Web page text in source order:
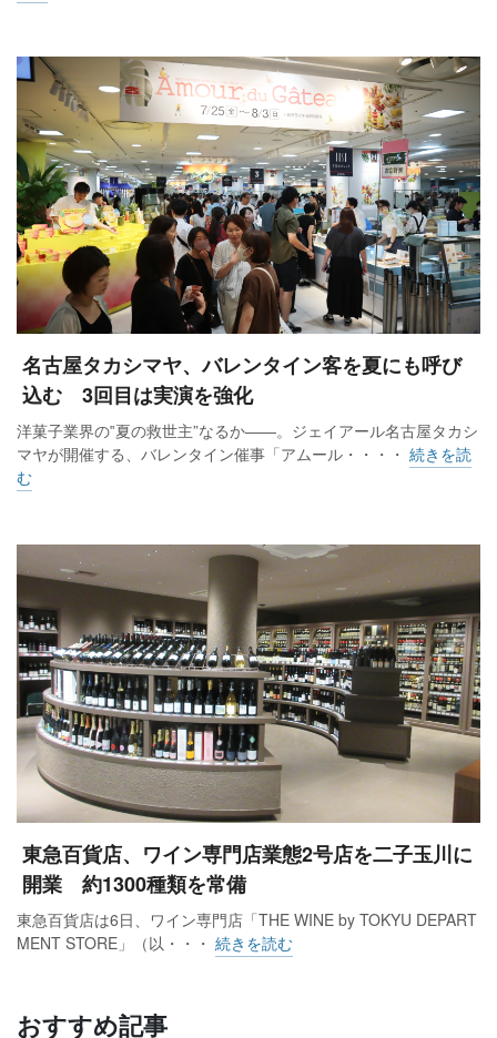
名古屋タカシマヤ、バレンタイン客を夏にも呼び
込む 3回目は実演を強化
洋菓子業界の‟夏の救世主”なるか――。ジェイアール名古屋タカシ
マヤが開催する、バレンタイン催事「アムール・・・・ 続きを読
む
東急百貨店、ワイン専門店業態2号店を二子玉川に
開業 約1300種類を常備
東急百貨店は6日、ワイン専門店「THE WINE by TOKYU DEPART
MENT STORE」（以・・・ 続きを読む
おすすめ記事